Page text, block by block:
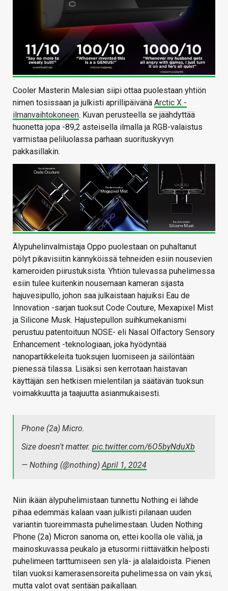
Cooler Masterin Malesian siipi ottaa puolestaan yhtiön
nimen tosissaan ja julkisti aprillipäivänä Arctic X -
ilmanvaihtokoneen. Kuvan perusteella se jäähdyttää
huonetta jopa -89,2 asteisella ilmalla ja RGB-valaistus
varmistaa peliluolassa parhaan suorituskyvyn
pakkasillakin.
Älypuhelinvalmistaja Oppo puolestaan on puhaltanut
pölyt pikavisiitin kännyköissä tehneiden esiin nousevien
kameroiden piirustuksista. Yhtiön tulevassa puhelimessa
esiin tulee kuitenkin nousemaan kameran sijasta
hajuvesipullo, johon saa julkaistaan hajuiksi Eau de
Innovation -sarjan tuoksut Code Couture, Mexapixel Mist
ja Silicone Musk. Hajustepullon suihkumekanismi
perustuu patentoituun NOSE- eli Nasal Olfactory Sensory
Enhancement -teknologiaan, joka hyödyntää
nanopartikkeleita tuoksujen luomiseen ja säilöntään
pienessä tilassa. Lisäksi sen kerrotaan haistavan
käyttäjän sen hetkisen mielentilan ja säätävän tuoksun
voimakkuutta ja taajuutta asianmukaisesti.
Phone (2a) Micro.
Size doesn't matter. pic.twitter.com/6O5byNduXb
— Nothing (@nothing)April 1, 2024
Niin ikään älypuhelimistaan tunnettu Nothing ei lähde
pihaa edemmäs kalaan vaan julkisti pilanaan uuden
variantin tuoreimmasta puhelimestaan. Uuden Nothing
Phone (2a) Micron sanoma on, ettei koolla ole väliä, ja
mainoskuvassa peukalo ja etusormi riittävätkin helposti
puhelimeen tarttumiseen sen ylä- ja alalaidoista. Pienen
tilan vuoksi kamerasensoreita puhelimessa on vain yksi,
mutta valot ovat sentään paikallaan.